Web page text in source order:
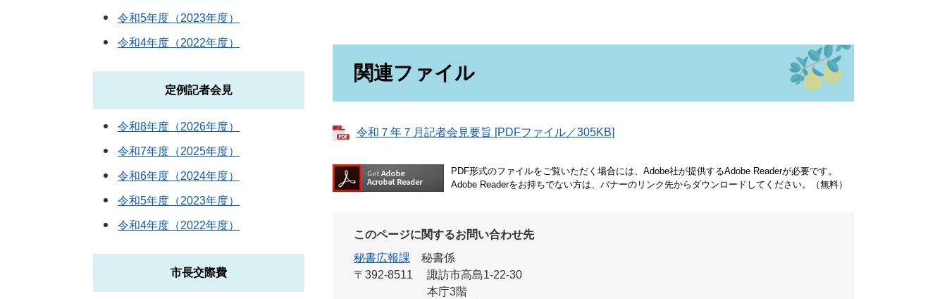
関連ファイル
令和７年７月記者会見要旨 [PDFファイル／305KB]
PDF形式のファイルをご覧いただく場合には、Adobe社が提供するAdobe Readerが必要です。
Adobe Readerをお持ちでない方は、バナーのリンク先からダウンロードしてください。（無料）
このページに関するお問い合わせ先
秘書広報課
秘書係
〒392-8511
諏訪市高島1-22-30
本庁3階
令和5年度（2023年度）
令和4年度（2022年度）
定例記者会見
令和8年度（2026年度）
令和7年度（2025年度）
令和6年度（2024年度）
令和5年度（2023年度）
令和4年度（2022年度）
市長交際費